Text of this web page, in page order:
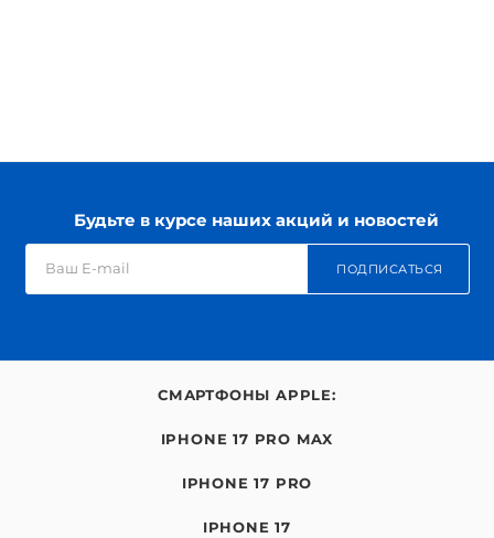
Будьте в курсе наших акций и новостей
ПОДПИСАТЬСЯ
СМАРТФОНЫ APPLE:
IPHONE 17 PRO MAX
IPHONE 17 PRO
IPHONE 17